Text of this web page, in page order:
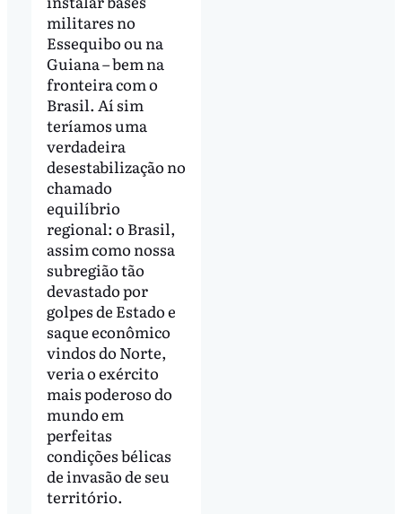
militares no
Essequibo ou na
Guiana – bem na
fronteira com o
Brasil. Aí sim
teríamos uma
verdadeira
desestabilização no
chamado
equilíbrio
regional: o Brasil,
assim como nossa
subregião tão
devastado por
golpes de Estado e
saque econômico
vindos do Norte,
veria o exército
mais poderoso do
mundo em
perfeitas
condições bélicas
de invasão de seu
território.